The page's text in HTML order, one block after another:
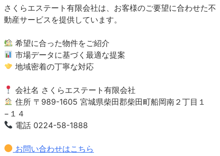
さくらエステート有限会社は、お客様のご要望に合わせた不
動産サービスを提供しています。
希望に合った物件をご紹介
市場データに基づく最適な提案
地域密着の丁寧な対応
会社名 さくらエステート有限会社
住所 〒989-1605 宮城県柴田郡柴田町船岡南２丁目１
−１４
電話 0224-58-1888
お問い合わせはこちら